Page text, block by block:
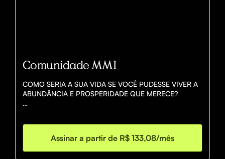
Comunidade MMI
COMO SERIA A SUA VIDA SE VOCÊ PUDESSE VIVER A
ABUNDÂNCIA E PROSPERIDADE QUE MERECE?
família
- Com mais liberdade para viajar e descansar quando
você quiser
Assinar a partir de R$ 133,08/mês